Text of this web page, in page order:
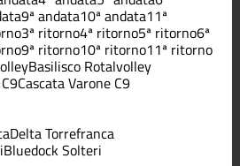
9ª andata10ª andata11ª
3ª ritorno4ª ritorno5ª ritorno6ª
9ª ritorno10ª ritorno11ª ritorno
Basilisco Rotalvolley
Cascata Varone C9
Delta Torrefranca
Bluedock Solteri